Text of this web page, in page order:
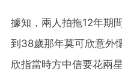
據知，兩人拍拖12年期
到38歲那年莫可欣意外
欣指當時方中信要花兩